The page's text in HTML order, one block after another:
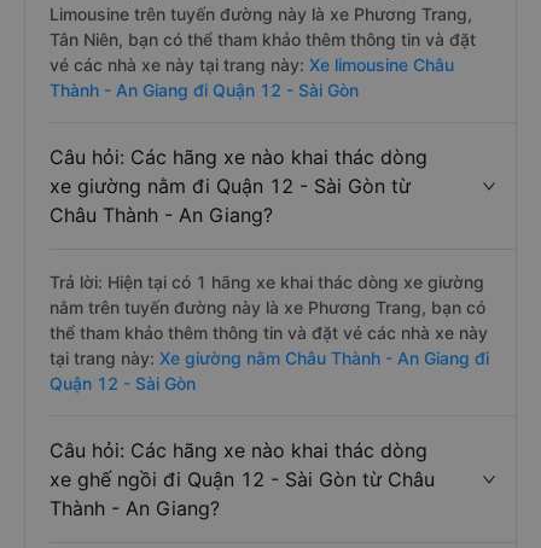
Limousine trên tuyến đường này là xe Phương Trang,
Tân Niên, bạn có thể tham khảo thêm thông tin và đặt
vé các nhà xe này tại trang này: Xe limousine Châu
Thành - An Giang đi Quận 12 - Sài Gòn
Câu hỏi: Các hãng xe nào khai thác dòng
xe giường nằm đi Quận 12 - Sài Gòn từ
Châu Thành - An Giang?
Trả lời: Hiện tại có 1 hãng xe khai thác dòng xe giường
nằm trên tuyến đường này là xe Phương Trang, bạn có
thể tham khảo thêm thông tin và đặt vé các nhà xe này
tại trang này: Xe giường nằm Châu Thành - An Giang đi
Quận 12 - Sài Gòn
Câu hỏi: Các hãng xe nào khai thác dòng
xe ghế ngồi đi Quận 12 - Sài Gòn từ Châu
Thành - An Giang?